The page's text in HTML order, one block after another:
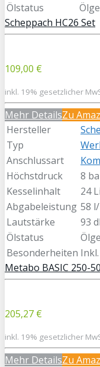
Ölstatus
Scheppach HC26 Set
109,00 €
inkl. 19% gesetzlicher
Mehr DetailsZu
Hersteller
Typ
Anschlussart
Höchstdruck
8
Kesselinhalt
24
Abgabeleistung 58
Lautstärke
93
Ölstatus
Besonderheiten
Metabo BASIC 250-
205,27 €
inkl. 19% gesetzlicher
Mehr DetailsZu